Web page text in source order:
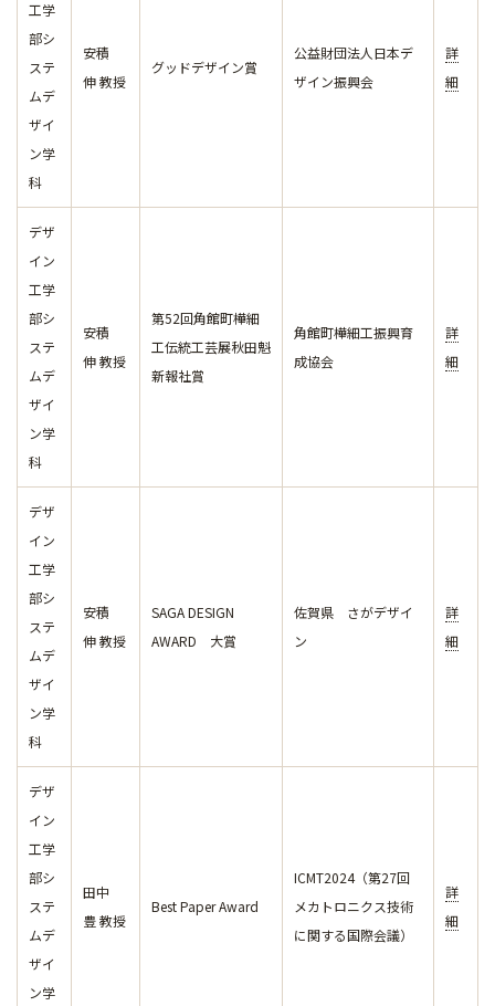
工学
部シ
ステ
ムデ
ザイ
ン学
科
安積
伸 教授
グッドデザイン賞
公益財団法人日本デ
ザイン振興会
詳
細
デザ
イン
工学
部シ
ステ
ムデ
ザイ
ン学
科
安積
伸 教授
第52回角館町樺細
工伝統工芸展秋田魁
新報社賞
角館町樺細工振興育
成協会
詳
細
デザ
イン
工学
部シ
ステ
ムデ
ザイ
ン学
科
安積
伸 教授
SAGA DESIGN
AWARD 大賞
佐賀県 さがデザイ
ン
詳
細
デザ
イン
工学
部シ
ステ
ムデ
ザイ
ン学
田中
豊 教授
Best Paper Award
ICMT2024（第27回
メカトロニクス技術
に関する国際会議）
詳
細